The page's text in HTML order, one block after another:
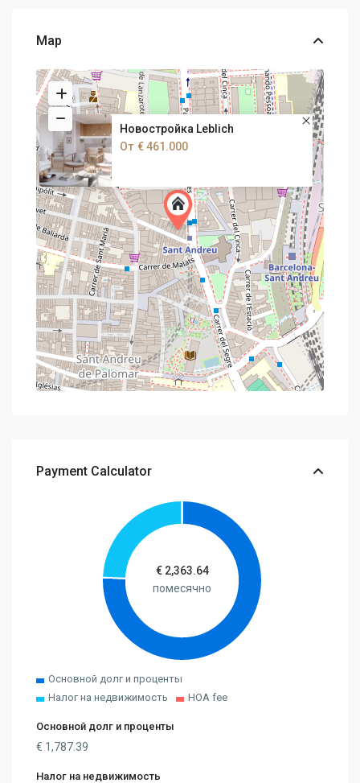
Map
Новостройка Leblich
От € 461.000
Payment Calculator
€ 2,363.64
помесячно
Основной долг и проценты
Налог на недвижимость
HOA fee
Основной долг и проценты
€ 1,787.39
Налог на недвижимость